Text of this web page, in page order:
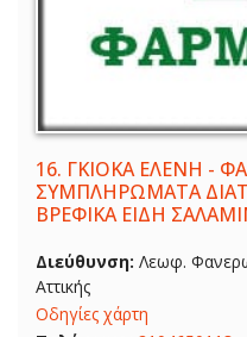
16. ΓΚΙΟΚΑ ΕΛΕΝΗ -
ΣΥΜΠΛΗΡΩΜΑΤΑ
ΒΡΕΦΙΚΑ ΕΙΔΗ
Διεύθυνση: Λεωφ.
Αττικής
Οδηγίες χάρτη